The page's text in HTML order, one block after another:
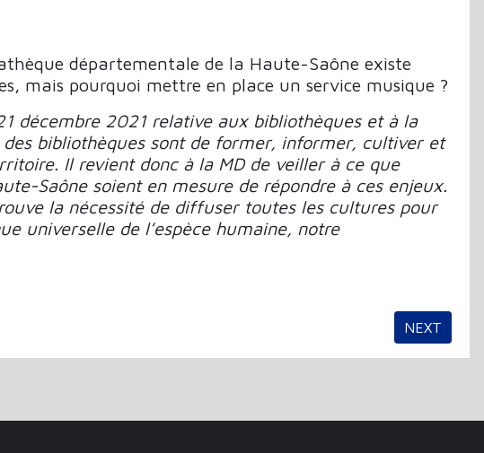
départementale de la Haute-Saône existe
mais pourquoi mettre en place un service musique ?
décembre 2021 relative aux bibliothèques et à la
bibliothèques sont de former, informer, cultiver et
Il revient donc à la MD de veiller à ce que
Saône soient en mesure de répondre à ces enjeux.
la nécessité de diffuser toutes les cultures pour
universelle de l’espèce humaine, notre
NEXT
NEXT